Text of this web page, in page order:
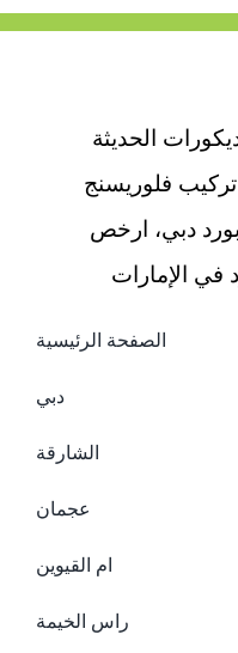
الحديثة
فلوريسنج
دبي، ارخص
في الإمارات
الصفحة الرئيسية
دبي
الشارقة
عجمان
ام القيوين
راس الخيمة